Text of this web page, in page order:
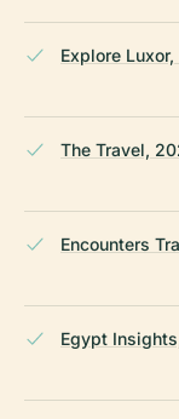
Explore Luxor,
The Travel,
Encounters
Egypt